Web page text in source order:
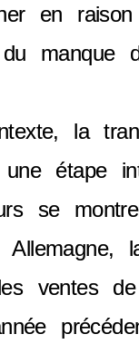
en
manque
la
étape
se
ventes